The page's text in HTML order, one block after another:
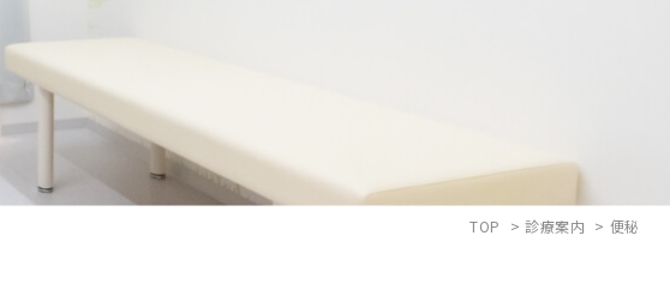
TOP 診療案内 便秘